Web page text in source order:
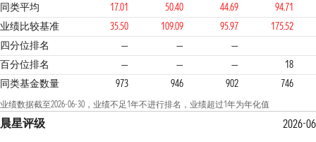
同类平均
17.01 50.40 44.69
94.71
业绩比较基准
35.50 109.09 95.97
175.52
四分位排名
— — —
1 1
百分位排名 — — —
18
同类基金数量
973 946 902 746
业绩数据截至2026-06-30，业绩不足1年不进行排名，业绩超过1年为年化值
晨星评级 2026-06